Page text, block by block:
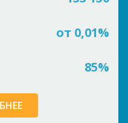
от 0,01%
85%